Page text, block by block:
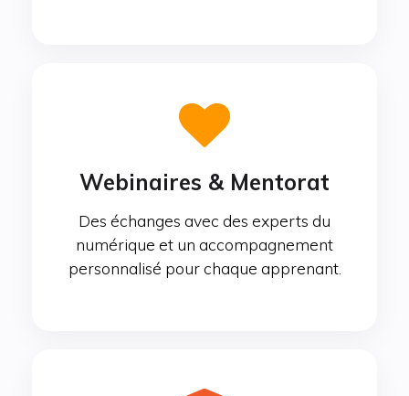
Webinaires & Mentorat
Des échanges avec des experts du
numérique et un accompagnement
personnalisé pour chaque apprenant.